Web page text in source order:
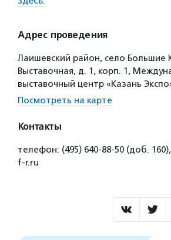
Адрес проведения
Лаишевский район, село Большие
Выставочная, д. 1, корп. 1,
выставочный центр «Казань
Посмотреть на карте
Контакты
телефон: (495) 640-88-50 (доб.
f-r.ru